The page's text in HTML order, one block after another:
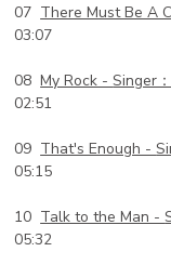
07 There Must Be A
03:07
08My Rock -Singer
02:51
09 That's Enough -
05:15
10 Talk to the Man -
05:32